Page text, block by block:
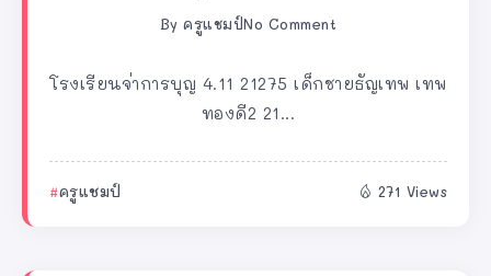
By ครูแชมป์No Comment
โรงเรียนจ่าการบุญ 4.11 21275 เด็กชายธัญเทพ เทพ
ทองดี2 21...
ครูแชมป์ 271 Views